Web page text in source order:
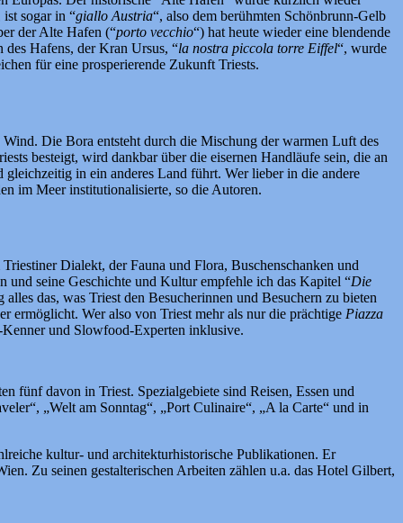
sogar in “giallo Austria“, also dem berühmten Schönbrunn-Gelb
der Alte Hafen (“porto vecchio“) hat heute wieder eine blendende
des Hafens, der Kran Ursus, “la nostra piccola torre Eiffel“, wurde
für eine prosperierende Zukunft Triests.
Die Bora entsteht durch die Mischung der warmen Luft des
besteigt, wird dankbar über die eisernen Handläufe sein, die an
in ein anderes Land führt. Wer lieber in die andere
im Meer institutionalisierte, so die Autoren.
Dialekt, der Fauna und Flora, Buschenschanken und
seine Geschichte und Kultur empfehle ich das Kapitel “Die
das, was Triest den Besucherinnen und Besuchern zu bieten
ermöglicht. Wer also von Triest mehr als nur die prächtige Piazza
und Slowfood-Experten inklusive.
fünf davon in Triest. Spezialgebiete sind Reisen, Essen und
„Welt am Sonntag“, „Port Culinaire“, „A la Carte“ und in
kultur- und architekturhistorische Publikationen. Er
Zu seinen gestalterischen Arbeiten zählen u.a. das Hotel Gilbert,